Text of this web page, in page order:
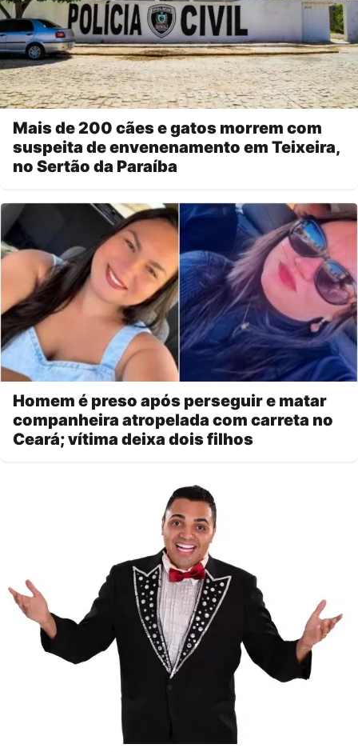
Mais de 200 cães e gatos morrem com
suspeita de envenenamento em Teixeira,
no Sertão da Paraíba
Homem é preso após perseguir e matar
companheira atropelada com carreta no
Ceará; vítima deixa dois filhos